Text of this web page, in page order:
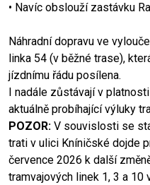
• Navíc obslouží zastávku
Náhradní dopravu ve
linka 54 (v běžné trase),
jízdnímu řádu posílena.
I nadále zůstávají v
aktuálně probíhající výluky
POZOR: V souvislosti se
trati v ulici Kníničské dojde
července 2026 k další
tramvajových linek 1, 3 a 10